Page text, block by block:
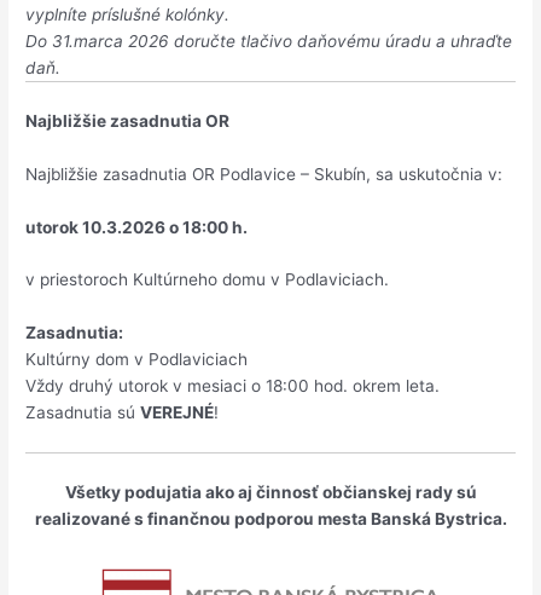
vyplníte príslušné kolónky.
Do 31.marca 2026 doručte tlačivo daňovému úradu a uhraďte
daň.
Najbližšie zasadnutia OR
Najbližšie zasadnutia OR Podlavice – Skubín, sa uskutočnia v:
utorok 10.3.2026 o 18:00 h.
v priestoroch Kultúrneho domu v Podlaviciach.
Zasadnutia:
Kultúrny dom v Podlaviciach
Vždy druhý utorok v mesiaci o 18:00 hod. okrem leta.
Zasadnutia súVEREJNÉ!
Všetky podujatia ako aj činnosť občianskej rady sú
realizované s finančnou podporou mesta Banská Bystrica.